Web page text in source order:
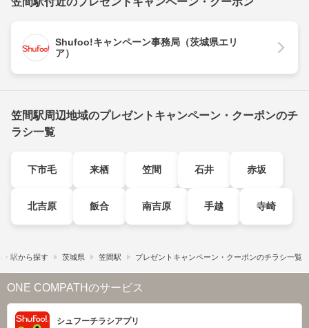
Shufoo!キャンペーン事務局（茨城県エリ
ア）
笠間駅周辺地域のプレゼントキャンペーン・クーポンのチ
ラシ一覧
下市毛 来栖 笠間 石井 赤坂
北吉原 飯合 南吉原 手越 寺崎
・駅から探す 茨城県 笠間駅 プレゼントキャンペーン・クーポンのチラシ一覧
ONE COMPATHのサービス
シュフーチラシアプリ